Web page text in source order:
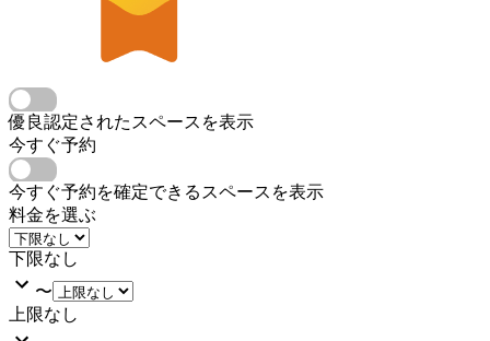
優良認定されたスペースを表示
今すぐ予約
今すぐ予約を確定できるスペースを表示
料金を選ぶ
下限なし
〜
上限なし